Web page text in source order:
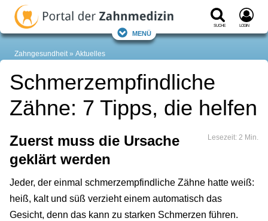
Suche Login
Menü
Zahngesundheit Aktuelles
Schmerzempfindliche
Zähne: 7 Tipps, die helfen
Lesezeit: 2 Min.
Zuerst muss die Ursache
geklärt werden
Jeder, der einmal schmerzempfindliche Zähne hatte weiß:
heiß, kalt und süß verzieht einem automatisch das
Gesicht, denn das kann zu starken Schmerzen führen.